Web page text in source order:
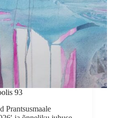
93
Prantsusmaale